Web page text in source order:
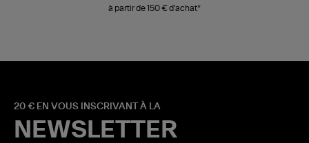
à partir de 150 € d'achat*
20 € EN VOUS INSCRIVANT À LA
NEWSLETTER